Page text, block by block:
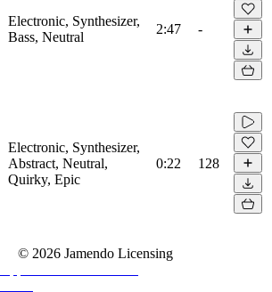
Electronic, Synthesizer,
Bass, Neutral
2:47 -
Electronic, Synthesizer,
Abstract, Neutral,
Quirky, Epic
0:22 128
© 2026 Jamendo Licensing